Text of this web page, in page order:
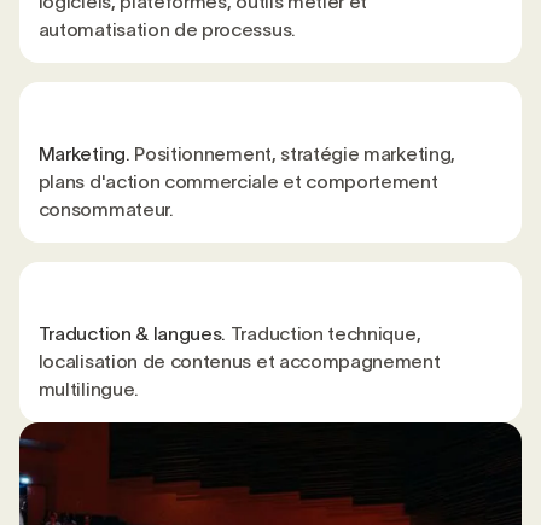
automatisation de processus.
Marketing. Positionnement, stratégie marketing,
plans d'action commerciale et comportement
consommateur.
Traduction & langues. Traduction technique,
localisation de contenus et accompagnement
multilingue.